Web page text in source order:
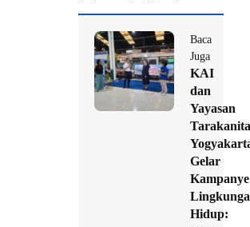
Baca
Juga
KAI
dan
Yayasan
Tarakanita
Gelar
Kampanye
Hidup: